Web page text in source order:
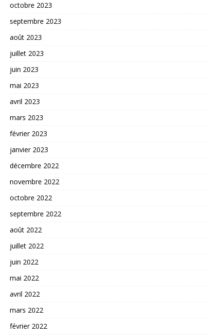
octobre 2023
septembre 2023
août 2023
juillet 2023
juin 2023
mai 2023
avril 2023
mars 2023
février 2023
janvier 2023
décembre 2022
novembre 2022
octobre 2022
septembre 2022
août 2022
juillet 2022
juin 2022
mai 2022
avril 2022
mars 2022
février 2022